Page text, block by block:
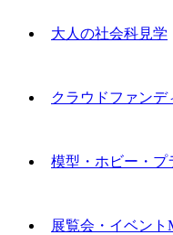
大人の社会科見学
クラウドファン
模型・ホビー・プ
展覧会・イベント